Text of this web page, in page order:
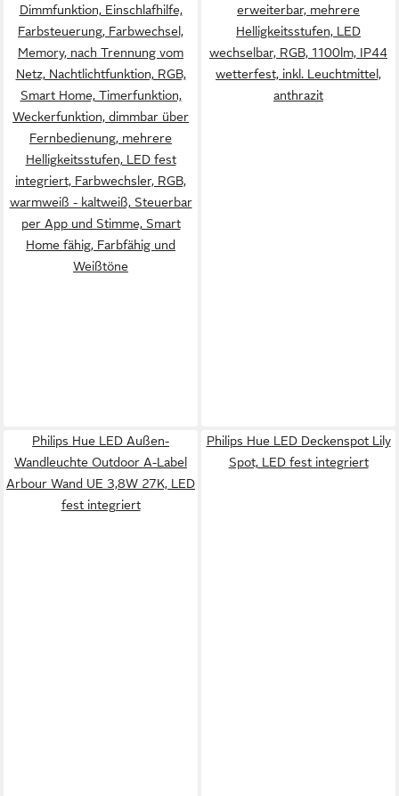
Helligkeitsstufen, LED fest
integriert, Farbwechsler, RGB,
warmweiß - kaltweiß,
Steuerbar per App und
Stimme, Smart Home fähig,
Farbfähig und Weißtöne
erweiterbar, mehrere
Helligkeitsstufen, LED fest
integriert, Farbwechsler, RGB,
warmweiß - kaltweiß,
Steuerbar per App und
Dimmfunktion, Einschlafhilfe,
Farbsteuerung, Farbwechsel,
Memory, nach Trennung vom
Netz, Nachtlichtfunktion, RGB,
Smart Home, Timerfunktion,
Weckerfunktion, dimmbar über
Fernbedienung, mehrere
Helligkeitsstufen, LED fest
integriert, Farbwechsler, RGB,
warmweiß - kaltweiß, Steuerbar
per App und Stimme, Smart
Home fähig, Farbfähig und
Weißtöne
erweiterbar, mehrere
Helligkeitsstufen, LED
wechselbar, RGB, 1100lm, IP44
wetterfest, inkl. Leuchtmittel,
anthrazit
Philips Hue LED Außen-
Wandleuchte Outdoor A-Label
Arbour Wand UE 3,8W 27K, LED
fest integriert
Philips Hue LED Deckenspot Lily
Spot, LED fest integriert